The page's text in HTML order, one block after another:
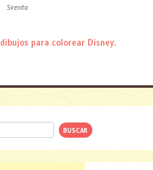
Sirenita
dibujos para colorear Disney.